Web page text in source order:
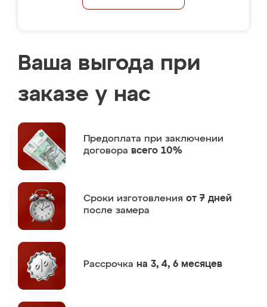
Ваша выгода при
заказе у нас
Предоплата при заключении
договора всего 10%
Сроки изготовления от 7 дней
после замера
Рассрочка на 3, 4, 6 месяцев